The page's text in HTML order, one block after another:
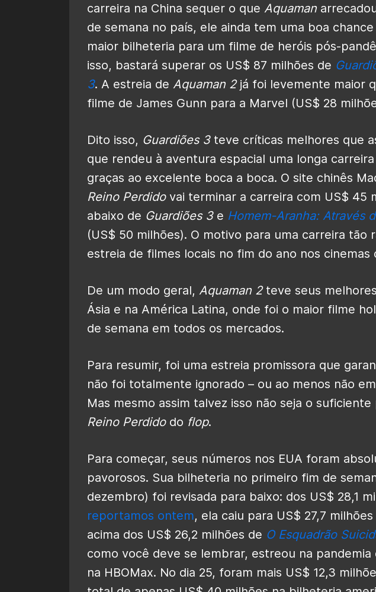
carreira na China sequer o que Aquaman
de semana no país, ele ainda tem uma boa
maior bilheteria para um filme de heróis pós-
isso, bastará superar os US$ 87 milhões de
3. A estreia de Aquaman 2já foi levemente maior
filme de James Gunn para a Marvel (US$ 28
Dito isso, Guardiões 3teve críticas melhores que
que rendeu à aventura espacial uma longa
graças ao excelente boca a boca. O site chinês
Reino Perdidovai terminar a carreira com US$ 45
abaixo de Guardiões 3e Homem-Aranha: Através
(US$ 50 milhões). O motivo para uma carreira tão
estreia de filmes locais no fim do ano nos cinemas
De um modo geral, Aquaman 2teve seus
Ásia e na América Latina, onde foi o maior filme
de semana em todos os mercados.
Para resumir, foi uma estreia promissora que
não foi totalmente ignorado – ou ao menos não
Mas mesmo assim talvez isso não seja o suficiente
Reino Perdidodo flop.
Para começar, seus números nos EUA foram
pavorosos. Sua bilheteria no primeiro fim de
dezembro) foi revisada para baixo: dos US$ 28,1
reportamos ontem, ela caiu para US$ 27,7
acima dos US$ 26,2 milhões de O Esquadrão
como você deve se lembrar, estreou na
na HBOMax. No dia 25, foram mais US$ 12,3